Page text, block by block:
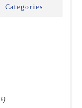
Categories